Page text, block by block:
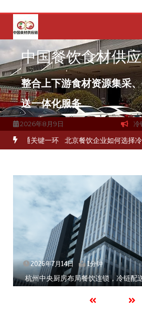
容
中国餐饮食材供
整合上下游食材资源集采
送一体化服务
2026年8月9日 冷
通关键一环 北京餐饮企业如何选择冷链公
2026年7月14日 1分钟
杭州中央厨房布局餐饮连锁，冷链配